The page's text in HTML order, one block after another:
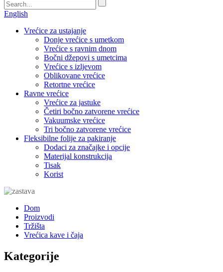
English
Vrećice za ustajanje
Donje vrećice s umetkom
Vrećice s ravnim dnom
Bočni džepovi s umetcima
Vrećice s izljevom
Oblikovane vrećice
Retortne vrećice
Ravne vrećice
Vrećice za jastuke
Četiri bočno zatvorene vrećice
Vakuumske vrećice
Tri bočno zatvorene vrećice
Fleksibilne folije za pakiranje
Dodaci za značajke i opcije
Materijal konstrukcija
Tisak
Korist
Dom
Proizvodi
Tržišta
Vrećica kave i čaja
Kategorije